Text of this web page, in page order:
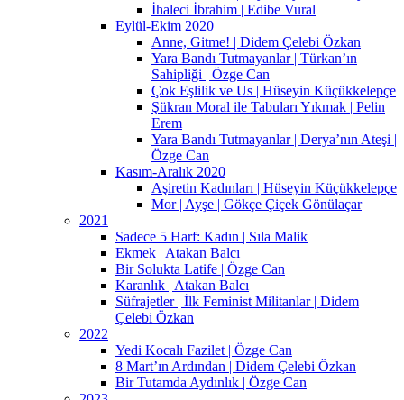
İhaleci İbrahim | Edibe Vural
Eylül-Ekim 2020
Anne, Gitme! | Didem Çelebi Özkan
Yara Bandı Tutmayanlar | Türkan’ın
Sahipliği | Özge Can
Çok Eşlilik ve Us | Hüseyin Küçükkelepçe
Şükran Moral ile Tabuları Yıkmak | Pelin
Erem
Yara Bandı Tutmayanlar | Derya’nın Ateşi |
Özge Can
Kasım-Aralık 2020
Aşiretin Kadınları | Hüseyin Küçükkelepçe
Mor | Ayşe | Gökçe Çiçek Gönülaçar
2021
Sadece 5 Harf: Kadın | Sıla Malik
Ekmek | Atakan Balcı
Bir Solukta Latife | Özge Can
Karanlık | Atakan Balcı
Süfrajetler | İlk Feminist Militanlar | Didem
Çelebi Özkan
2022
Yedi Kocalı Fazilet | Özge Can
8 Mart’ın Ardından | Didem Çelebi Özkan
Bir Tutamda Aydınlık | Özge Can